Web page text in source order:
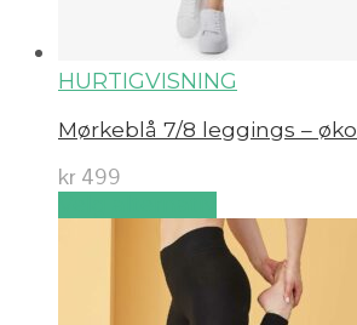
HURTIGVISNING
Mørkeblå 7/8 leggings –
kr 499